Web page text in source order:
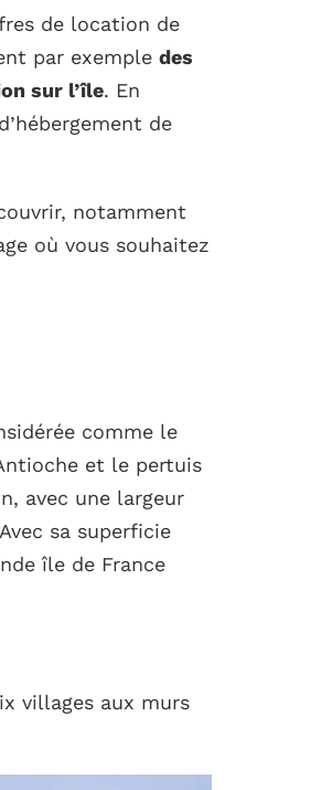
de location de
par exemple des
sur l’île. En
de
notamment
où vous souhaitez
comme le
et le pertuis
avec une largeur
sa superficie
île de France
villages aux murs